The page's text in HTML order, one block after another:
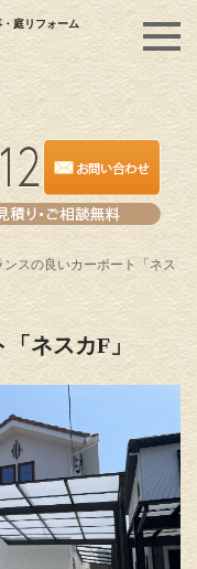
庭リフォーム
ンスの良いカーポート「ネス
ネスカF」